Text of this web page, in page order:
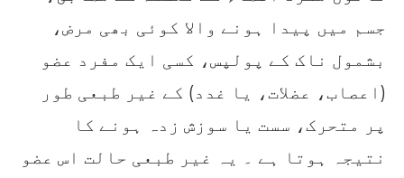
جسم میں پیدا ہونے والا کوئی بھی مرض،
بشمول ناک کے پولپس، کسی ایک مفرد عضو
(اعصاب، عضلات، یا غدد) کے غیر طبعی طور
پر متحرک، سست یا سوزش زدہ ہونے کا
نتیجہ ہوتا ہے ۔ یہ غیر طبعی حالت اس عضو